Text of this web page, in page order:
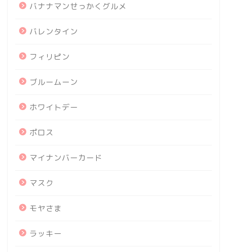
バナナマンせっかくグルメ
バレンタイン
フィリピン
ブルームーン
ホワイトデー
ポロス
マイナンバーカード
マスク
モヤさま
ラッキー